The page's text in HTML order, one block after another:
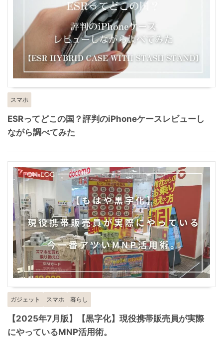
スマホ
ESRってどこの国？評判のiPhoneケースレビューし
ながら調べてみた
ガジェット スマホ 暮らし
【2025年7月版】【黒字化】現役携帯販売員が実際
にやっているMNP活用術。